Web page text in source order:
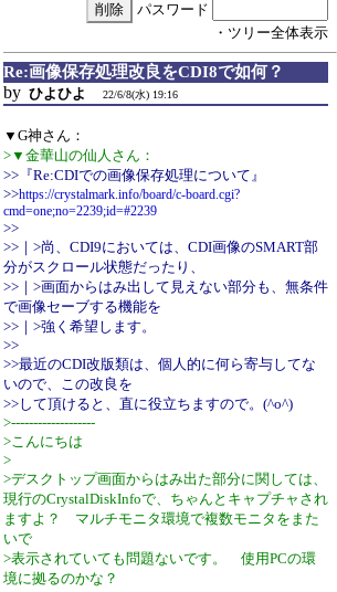
パスワード
・ツリー全体表示
Re:画像保存処理改良をCDI8で如何？
by ひよひよ 22/6/8(水) 19:16
▼G神さん：
>▼金華山の仙人さん：
>>『Re:CDIでの画像保存処理について』
>>https://crystalmark.info/board/c-board.cgi?
cmd=one;no=2239;id=#2239
>>
>>｜>尚、CDI9においては、CDI画像のSMART部
分がスクロール状態だったり、
>>｜>画面からはみ出して見えない部分も、無条件
で画像セーブする機能を
>>｜>強く希望します。
>>
>>最近のCDI改版類は、個人的に何ら寄与してな
いので、この改良を
>>して頂けると、直に役立ちますので。(^o^)
>-------------------
>こんにちは
>
>デスクトップ画面からはみ出た部分に関しては、
現行のCrystalDiskInfoで、ちゃんとキャプチャされ
ますよ？ マルチモニタ環境で複数モニタをまた
いで
>表示されていても問題ないです。 使用PCの環
境に拠るのかな？